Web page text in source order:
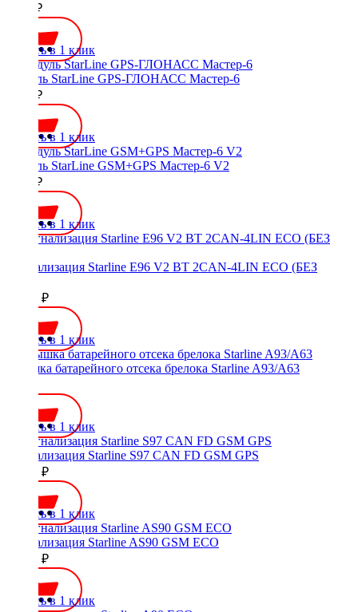
7750 ₽
Купить в 1 клик
Модуль StarLine GPS-ГЛОНАСС Мастер-6
5140 ₽
Купить в 1 клик
Модуль StarLine GSM+GPS Мастер-6 V2
8740 ₽
Купить в 1 клик
Сигнализация Starline E96 V2 BT 2CAN-4LIN ECO (БЕЗ
18150 ₽
Купить в 1 клик
Крышка батарейного отсека брелока Starline A93/A63
Купить в 1 клик
Сигнализация Starline S97 CAN FD GSM GPS
25450 ₽
Купить в 1 клик
Сигнализация Starline AS90 GSM ECO
13500 ₽
Купить в 1 клик